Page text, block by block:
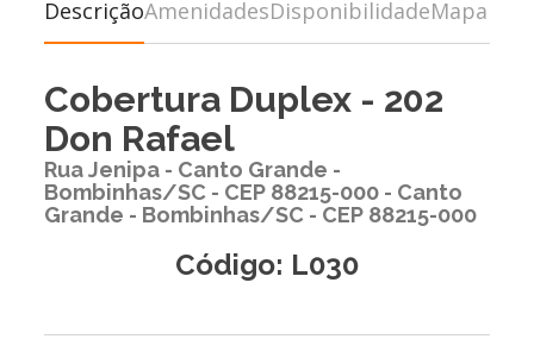
DescriçãoAmenidadesDisponibilidadeMapa
Cobertura Duplex - 202
Don Rafael
Rua Jenipa - Canto Grande -
Bombinhas/SC - CEP 88215-000 - Canto
Grande - Bombinhas/SC - CEP 88215-000
Código: L030